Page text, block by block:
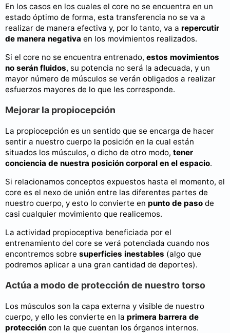
En los casos en los cuales el core no se encuentra en un
estado óptimo de forma, esta transferencia no se va a
realizar de manera efectiva y, por lo tanto, va a repercutir
de manera negativa en los movimientos realizados.
Si el core no se encuentra entrenado, estos movimientos
no serán fluidos, su potencia no será la adecuada, y un
mayor número de músculos se verán obligados a realizar
esfuerzos mayores de lo que les corresponde.
Mejorar la propiocepción
La propiocepción es un sentido que se encarga de hacer
sentir a nuestro cuerpo la posición en la cual están
situados los músculos, o dicho de otro modo, tener
conciencia de nuestra posición corporal en el espacio.
Si relacionamos conceptos expuestos hasta el momento, el
core es el nexo de unión entre las diferentes partes de
nuestro cuerpo, y esto lo convierte en punto de paso de
casi cualquier movimiento que realicemos.
La actividad propioceptiva beneficiada por el
entrenamiento del core se verá potenciada cuando nos
encontremos sobre superficies inestables (algo que
podremos aplicar a una gran cantidad de deportes).
Actúa a modo de protección de nuestro torso
Los músculos son la capa externa y visible de nuestro
cuerpo, y ello les convierte en la primera barrera de
protección con la que cuentan los órganos internos.